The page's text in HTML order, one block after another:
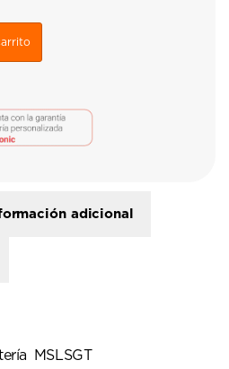
adicional
MSLSGT